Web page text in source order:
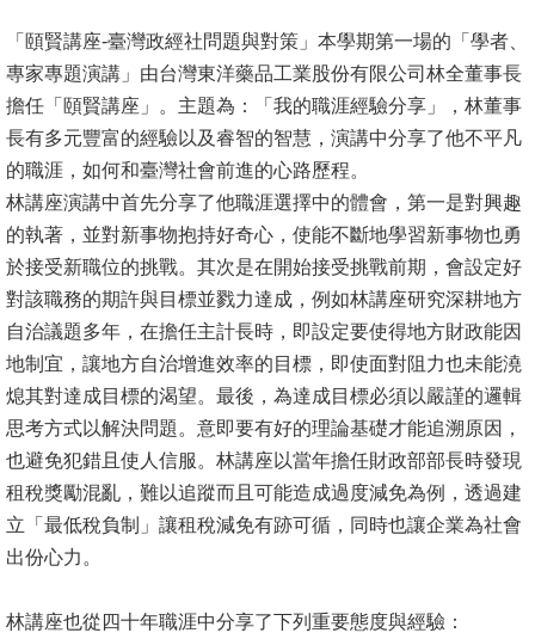
術
單
位
研
究
消
息
公
告
國
際
化
高
教
耕
「頤賢講座-臺灣政經社問題與對策」本學期第一場的「學者、
專家專題演講」由台灣東洋藥品工業股份有限公司林全董事長
擔任「頤賢講座」。主題為：「我的職涯經驗分享」，林董事
長有多元豐富的經驗以及睿智的智慧，演講中分享了他不平凡
的職涯，如何和臺灣社會前進的心路歷程。
林講座演講中首先分享了他職涯選擇中的體會，第一是對興趣
的執著，並對新事物抱持好奇心，使能不斷地學習新事物也勇
於接受新職位的挑戰。其次是在開始接受挑戰前期，會設定好
對該職務的期許與目標並戮力達成，例如林講座研究深耕地方
自治議題多年，在擔任主計長時，即設定要使得地方財政能因
地制宜，讓地方自治增進效率的目標，即使面對阻力也未能澆
熄其對達成目標的渴望。最後，為達成目標必須以嚴謹的邏輯
思考方式以解決問題。意即要有好的理論基礎才能追溯原因，
也避免犯錯且使人信服。林講座以當年擔任財政部部長時發現
租稅獎勵混亂，難以追蹤而且可能造成過度減免為例，透過建
立「最低稅負制」讓租稅減免有跡可循，同時也讓企業為社會
出份心力。
林講座也從四十年職涯中分享了下列重要態度與經驗：